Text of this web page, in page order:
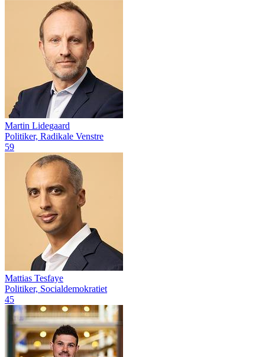
Martin Lidegaard
Politiker, Radikale Venstre
59
Mattias Tesfaye
Politiker, Socialdemokratiet
45